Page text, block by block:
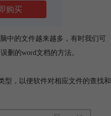
购买
中的文件越来越多，有时我们可
删的word文档的方法。
型，以便软件对相应文件的查找和